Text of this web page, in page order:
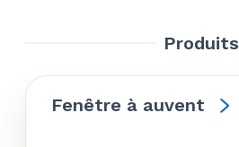
Produits
Fenêtre à auvent